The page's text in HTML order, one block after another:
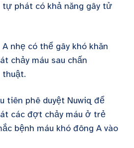
phát có khả năng gây tử
nhẹ có thể gây khó khăn
chảy máu sau chấn
thuật.
tiên phê duyệt Nuwiq để
các đợt chảy máu ở trẻ
bệnh máu khó đông A vào